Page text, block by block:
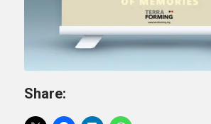
Share: